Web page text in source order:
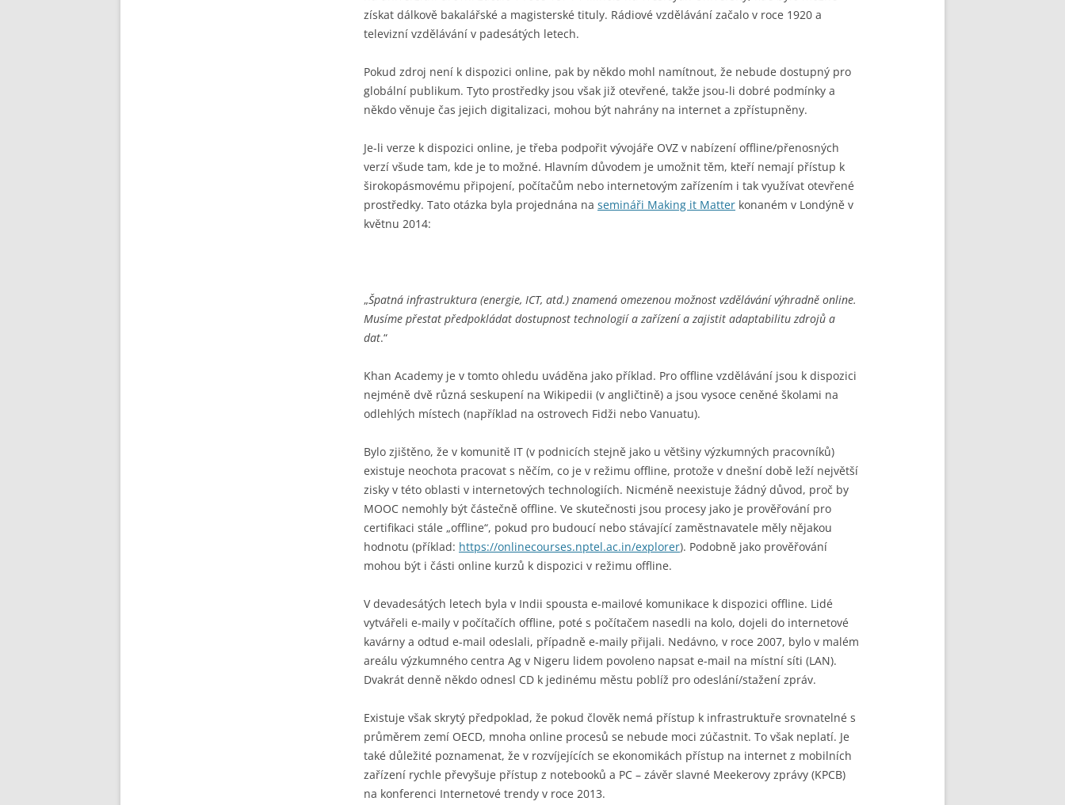
získat dálkově bakalářské a magisterské tituly. Rádiové vzdělávání začalo v roce 1920 a
televizní vzdělávání v padesátých letech.
Pokud zdroj není k dispozici online, pak by někdo mohl namítnout, že nebude dostupný pro
globální publikum. Tyto prostředky jsou však již otevřené, takže jsou-li dobré podmínky a
někdo věnuje čas jejich digitalizaci, mohou být nahrány na internet a zpřístupněny.
Je-li verze k dispozici online, je třeba podpořit vývojáře OVZ v nabízení offline/přenosných
verzí všude tam, kde je to možné. Hlavním důvodem je umožnit těm, kteří nemají přístup k
širokopásmovému připojení, počítačům nebo internetovým zařízením i tak využívat otevřené
prostředky. Tato otázka byla projednána na semináři Making it Matter konaném v Londýně v
květnu 2014:
„Špatná infrastruktura (energie, ICT, atd.) znamená omezenou možnost vzdělávání výhradně online.
Musíme přestat předpokládat dostupnost technologií a zařízení a zajistit adaptabilitu zdrojů a
dat.“
Khan Academy je v tomto ohledu uváděna jako příklad. Pro offline vzdělávání jsou k dispozici
nejméně dvě různá seskupení na Wikipedii (v angličtině) a jsou vysoce ceněné školami na
odlehlých místech (například na ostrovech Fidži nebo Vanuatu).
Bylo zjištěno, že v komunitě IT (v podnicích stejně jako u většiny výzkumných pracovníků)
existuje neochota pracovat s něčím, co je v režimu offline, protože v dnešní době leží největší
zisky v této oblasti v internetových technologiích. Nicméně neexistuje žádný důvod, proč by
MOOC nemohly být částečně offline. Ve skutečnosti jsou procesy jako je prověřování pro
certifikaci stále „offline“, pokud pro budoucí nebo stávající zaměstnavatele měly nějakou
hodnotu (příklad: https://onlinecourses.nptel.ac.in/explorer). Podobně jako prověřování
mohou být i části online kurzů k dispozici v režimu offline.
V devadesátých letech byla v Indii spousta e-mailové komunikace k dispozici offline. Lidé
vytvářeli e-maily v počítačích offline, poté s počítačem nasedli na kolo, dojeli do internetové
kavárny a odtud e-mail odeslali, případně e-maily přijali. Nedávno, v roce 2007, bylo v malém
areálu výzkumného centra Ag v Nigeru lidem povoleno napsat e-mail na místní síti (LAN).
Dvakrát denně někdo odnesl CD k jedinému městu poblíž pro odeslání/stažení zpráv.
Existuje však skrytý předpoklad, že pokud člověk nemá přístup k infrastruktuře srovnatelné s
průměrem zemí OECD, mnoha online procesů se nebude moci zúčastnit. To však neplatí. Je
také důležité poznamenat, že v rozvíjejících se ekonomikách přístup na internet z mobilních
zařízení rychle převyšuje přístup z notebooků a PC – závěr slavné Meekerovy zprávy (KPCB)
na konferenci Internetové trendy v roce 2013.